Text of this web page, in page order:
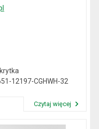
12197-CGHWH-32
Czytaj więcej